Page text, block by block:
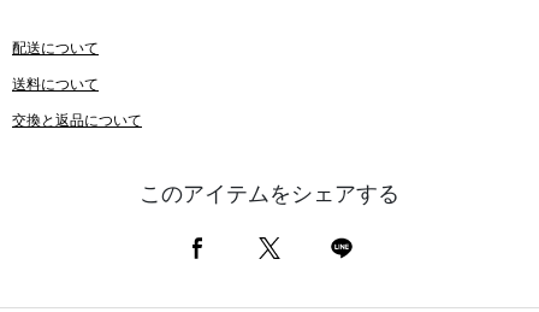
配送について
送料について
交換と返品について
このアイテムをシェアする